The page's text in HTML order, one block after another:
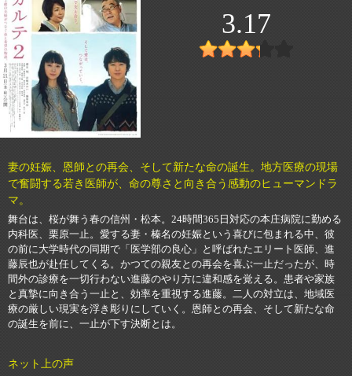
3.17
妻の妊娠、恩師との再会、そして新たな命の誕生。地方医療の現場
で奮闘する若き医師が、命の尊さと向き合う感動のヒューマンドラ
マ。
舞台は、桜が舞う春の信州・松本。24時間365日対応の本庄病院に勤める
内科医、栗原一止。愛する妻・榛名の妊娠という喜びに包まれる中、彼
の前に大学時代の同期で「医学部の良心」と呼ばれたエリート医師、進
藤辰也が赴任してくる。かつての親友との再会を喜ぶ一止だったが、時
間外の診療を一切行わない進藤のやり方に違和感を覚える。患者や家族
と真摯に向き合う一止と、効率を重視する進藤。二人の対立は、地域医
療の厳しい現実を浮き彫りにしていく。恩師との再会、そして新たな命
の誕生を前に、一止が下す決断とは。
ネット上の声